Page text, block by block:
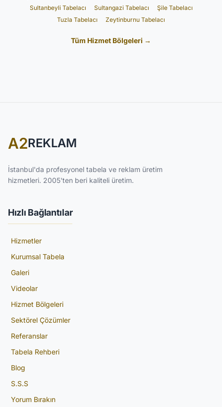
Sultanbeyli Tabelacı
Sultangazi Tabelacı
Şile Tabelacı
Tuzla Tabelacı
Zeytinburnu Tabelacı
Tüm Hizmet Bölgeleri →
A2REKLAM
İstanbul'da profesyonel tabela ve reklam üretim
hizmetleri. 2005'ten beri kaliteli üretim.
Hızlı Bağlantılar
Hizmetler
Kurumsal Tabela
Galeri
Videolar
Hizmet Bölgeleri
Sektörel Çözümler
Referanslar
Tabela Rehberi
Blog
S.S.S
Yorum Bırakın